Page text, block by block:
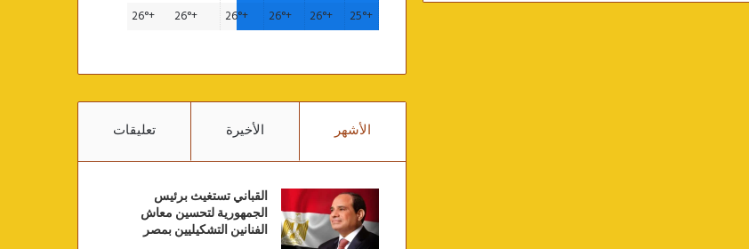
+
25°
+
26°
+
26°
+
26°
+
26°
+
26°
الأشهر الأخيرة تعليقات
القباني تستغيث برئيس
الجمهورية لتحسين معاش
الفنانين التشكيليين بمصر